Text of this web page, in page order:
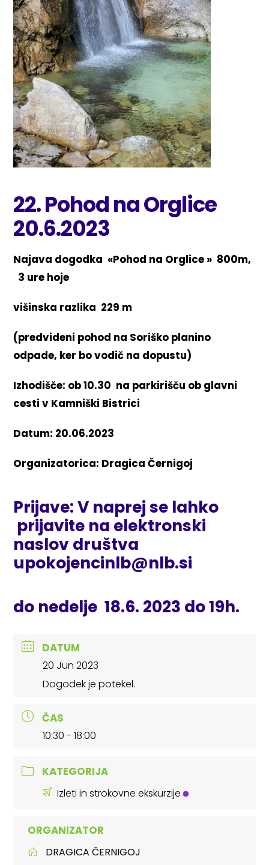
22. Pohod na Orglice
20.6.2023
Najava dogodka «Pohod na Orglice » 800m,
3 ure hoje
višinska razlika 229 m
(predvideni pohod na Soriško planino
odpade, ker bo vodič na dopustu)
Izhodišče: ob 10.30 na parkirišču ob glavni
cesti v Kamniški Bistrici
Datum: 20.06.2023
Organizatorica: Dragica Černigoj
Prijave:V naprej se lahko
prijavite na elektronski
naslov društva
upokojencinlb@nlb.si
do nedelje 18.6. 2023 do 19h.
DATUM
20 Jun 2023
Dogodek je potekel.
ČAS
10:30 - 18:00
KATEGORIJA
Izleti in strokovne ekskurzije
ORGANIZATOR
DRAGICA ČERNIGOJ